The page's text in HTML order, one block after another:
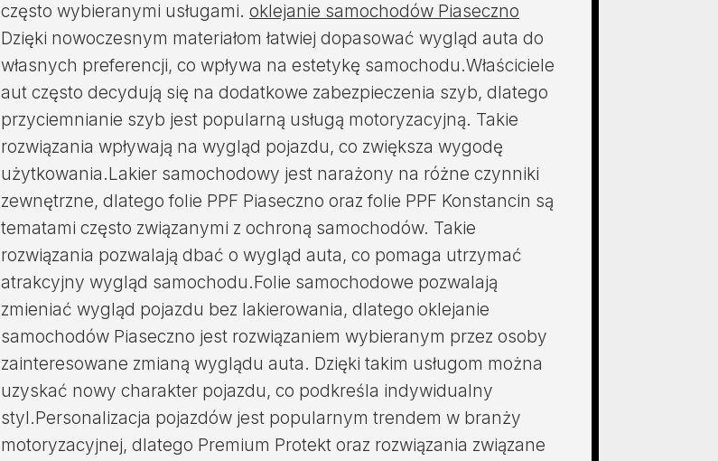
często wybieranymi usługami. oklejanie samochodów Piaseczno
Dzięki nowoczesnym materiałom łatwiej dopasować wygląd auta do
własnych preferencji, co wpływa na estetykę samochodu.Właściciele
aut często decydują się na dodatkowe zabezpieczenia szyb, dlatego
przyciemnianie szyb jest popularną usługą motoryzacyjną. Takie
rozwiązania wpływają na wygląd pojazdu, co zwiększa wygodę
użytkowania.Lakier samochodowy jest narażony na różne czynniki
zewnętrzne, dlatego folie PPF Piaseczno oraz folie PPF Konstancin są
tematami często związanymi z ochroną samochodów. Takie
rozwiązania pozwalają dbać o wygląd auta, co pomaga utrzymać
atrakcyjny wygląd samochodu.Folie samochodowe pozwalają
zmieniać wygląd pojazdu bez lakierowania, dlatego oklejanie
samochodów Piaseczno jest rozwiązaniem wybieranym przez osoby
zainteresowane zmianą wyglądu auta. Dzięki takim usługom można
uzyskać nowy charakter pojazdu, co podkreśla indywidualny
styl.Personalizacja pojazdów jest popularnym trendem w branży
motoryzacyjnej, dlatego Premium Protekt oraz rozwiązania związane